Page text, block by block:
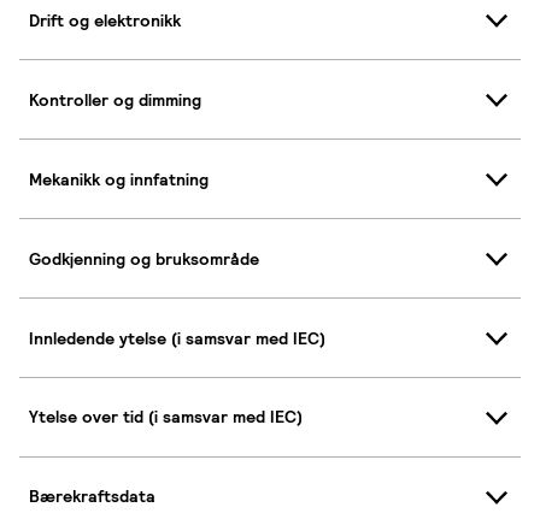
Drift og elektronikk
Kontroller og dimming
Mekanikk og innfatning
Godkjenning og bruksområde
Innledende ytelse (i samsvar med IEC)
Ytelse over tid (i samsvar med IEC)
Bærekraftsdata